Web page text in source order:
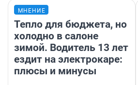
МНЕНИЕ
Тепло для бюджета, но
холодно в салоне
зимой. Водитель 13 лет
ездит на электрокаре:
плюсы и минусы